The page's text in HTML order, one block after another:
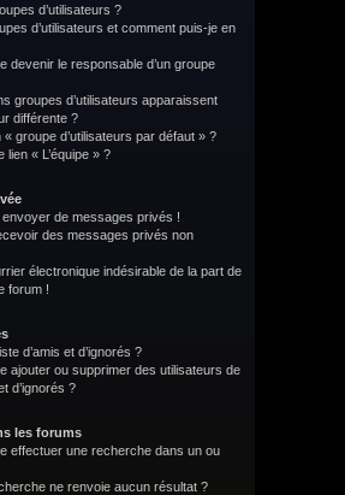
d’utilisateurs ?
d’utilisateurs et comment puis-je en
devenir le responsable d’un groupe
groupes d’utilisateurs apparaissent
différente ?
« groupe d’utilisateurs par défaut » ?
lien « L’équipe » ?
de messages privés !
des messages privés non
électronique indésirable de la part de
forum !
d’amis et d’ignorés ?
ajouter ou supprimer des utilisateurs de
d’ignorés ?
les forums
effectuer une recherche dans un ou
ne renvoie aucun résultat ?